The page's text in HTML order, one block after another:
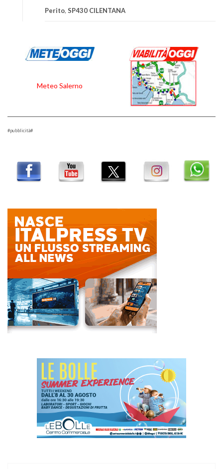
Perito, SP430 CILENTANA
Meteo Salerno
#pubblicità#